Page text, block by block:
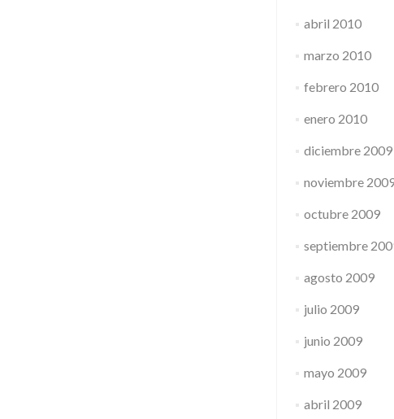
abril 2010
marzo 2010
febrero 2010
enero 2010
diciembre 2009
noviembre
octubre 2009
septiembre
agosto 2009
julio 2009
junio 2009
mayo 2009
abril 2009